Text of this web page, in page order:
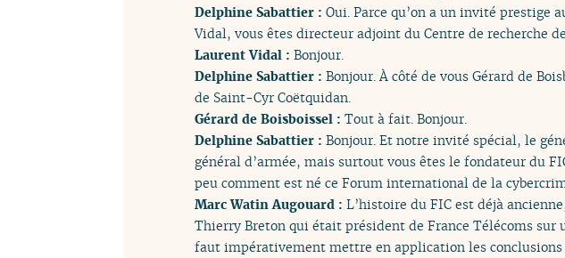
Delphine Sabattier : Oui. Parce qu’on a un invité prestige
Vidal, vous êtes directeur adjoint du Centre de recherche
Laurent Vidal : Bonjour.
Delphine Sabattier : Bonjour. À côté de vous Gérard de
de Saint-Cyr Coëtquidan.
Gérard de Boisboissel : Tout à fait. Bonjour.
Delphine Sabattier : Bonjour. Et notre invité spécial, le
général d’armée, mais surtout vous êtes le fondateur du
peu comment est né ce Forum international de la
Marc Watin Augouard : L’histoire du FIC est déjà
Thierry Breton qui était président de France Télécoms
faut impérativement mettre en application les conclusions